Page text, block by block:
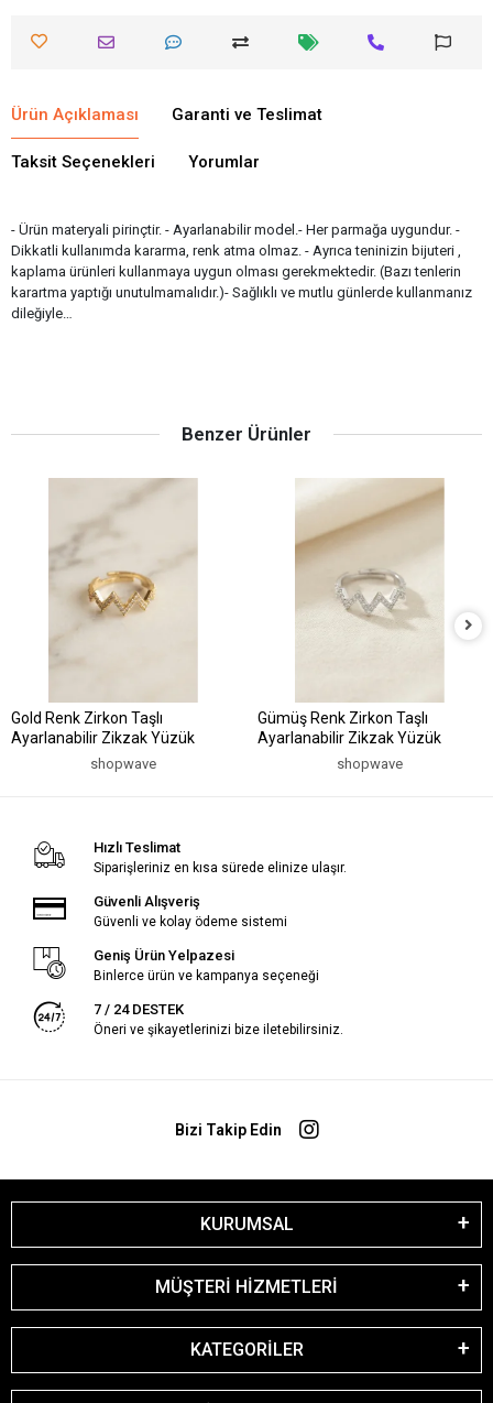
Ürün Açıklaması Garanti ve Teslimat
Taksit Seçenekleri Yorumlar
- Ürün materyali pirinçtir. - Ayarlanabilir model.- Her parmağa uygundur. -
Dikkatli kullanımda kararma, renk atma olmaz. - Ayrıca teninizin bijuteri ,
kaplama ürünleri kullanmaya uygun olması gerekmektedir. (Bazı tenlerin
karartma yaptığı unutulmamalıdır.)- Sağlıklı ve mutlu günlerde kullanmanız
dileğiyle…
Benzer Ürünler
Gold Renk Zirkon Taşlı
Ayarlanabilir Zikzak Yüzük
shopwave
Gümüş Renk Zirkon Taşlı
Ayarlanabilir Zikzak Yüzük
shopwave
Hızlı Teslimat
Siparişleriniz en kısa sürede elinize ulaşır.
Güvenli Alışveriş
Güvenli ve kolay ödeme sistemi
Geniş Ürün Yelpazesi
Binlerce ürün ve kampanya seçeneği
7 / 24 DESTEK
Öneri ve şikayetlerinizi bize iletebilirsiniz.
Bizi Takip Edin
KURUMSAL
MÜŞTERİ HİZMETLERİ
KATEGORİLER